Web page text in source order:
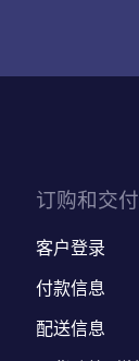
订购和交付
客户登录
付款信息
配送信息